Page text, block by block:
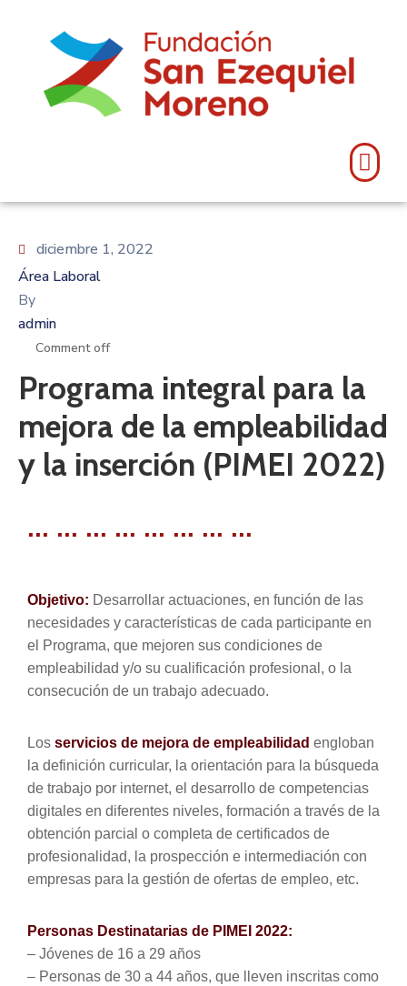
diciembre 1, 2022
Área Laboral
By
admin
Comment off
Programa integral para la
mejora de la empleabilidad
y la inserción (PIMEI 2022)
... ... ... ... ... ... ... ...
Objetivo: Desarrollar actuaciones, en función de las
necesidades y características de cada participante en
el Programa, que mejoren sus condiciones de
empleabilidad y/o su cualificación profesional, o la
consecución de un trabajo adecuado.
Los servicios de mejora de empleabilidad engloban
la definición curricular, la orientación para la búsqueda
de trabajo por internet, el desarrollo de competencias
digitales en diferentes niveles, formación a través de la
obtención parcial o completa de certificados de
profesionalidad, la prospección e intermediación con
empresas para la gestión de ofertas de empleo, etc.
Personas Destinatarias de PIMEI 2022:
– Jóvenes de 16 a 29 años
– Personas de 30 a 44 años, que lleven inscritas como